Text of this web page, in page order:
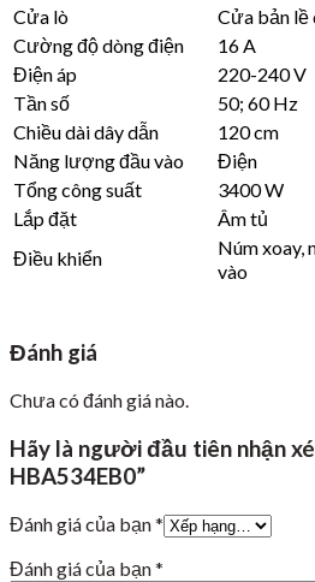
Cửa lò
Cửa bản lề
Cường độ dòng điện
16 A
Điện áp
220-240 V
Tần số
50; 60 Hz
Chiều dài dây dẫn
120 cm
Năng lượng đầu vào
Điện
Tổng công suất
3400 W
Lắp đặt
Âm tủ
Điều khiển
Núm xoay,
vào
Đánh giá
Chưa có đánh giá nào.
Hãy là người đầu tiên nhận
HBA534EB0”
Đánh giá của bạn*
Đánh giá của bạn*